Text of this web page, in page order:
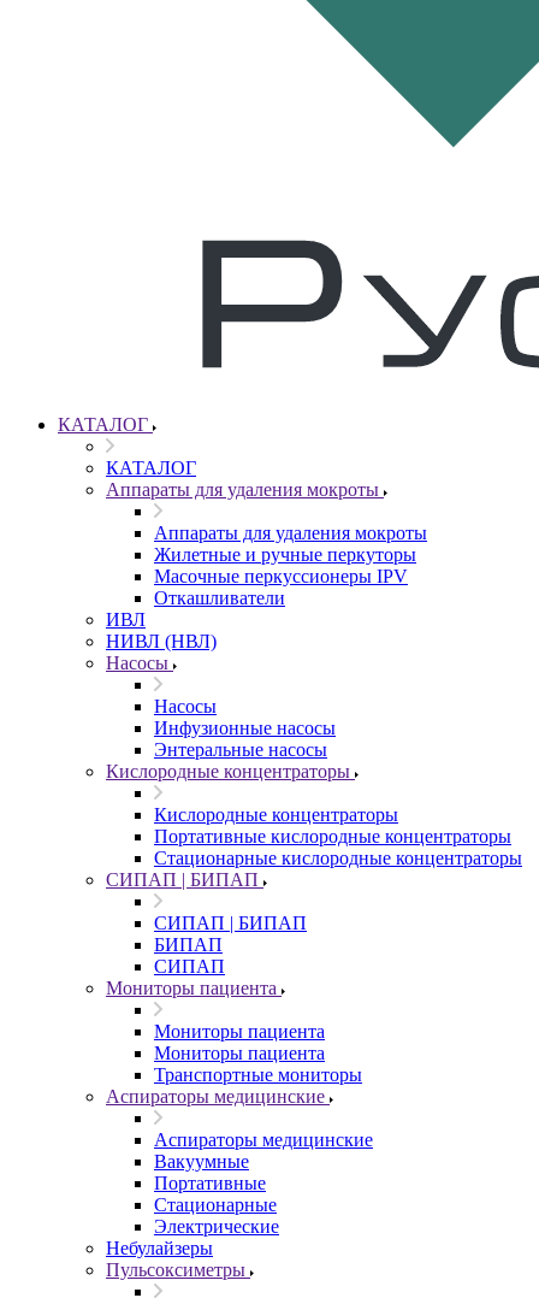
КАТАЛОГ
КАТАЛОГ
Аппараты для удаления мокроты
Аппараты для удаления мокроты
Жилетные и ручные перкуторы
Масочные перкуссионеры IPV
Откашливатели
ИВЛ
НИВЛ (НВЛ)
Насосы
Насосы
Инфузионные насосы
Энтеральные насосы
Кислородные концентраторы
Кислородные концентраторы
Портативные кислородные концентраторы
Стационарные кислородные концентраторы
СИПАП | БИПАП
СИПАП | БИПАП
БИПАП
СИПАП
Мониторы пациента
Мониторы пациента
Мониторы пациента
Транспортные мониторы
Аспираторы медицинские
Аспираторы медицинские
Вакуумные
Портативные
Стационарные
Электрические
Небулайзеры
Пульсоксиметры